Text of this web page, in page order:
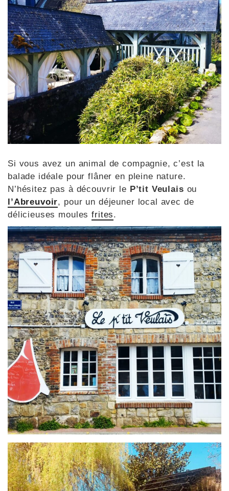
Si vous avez un animal de compagnie, c’est la
balade idéale pour flâner en pleine nature.
N’hésitez pas à découvrir le P’tit Veulais ou
l’Abreuvoir, pour un déjeuner local avec de
délicieuses moulesfrites.